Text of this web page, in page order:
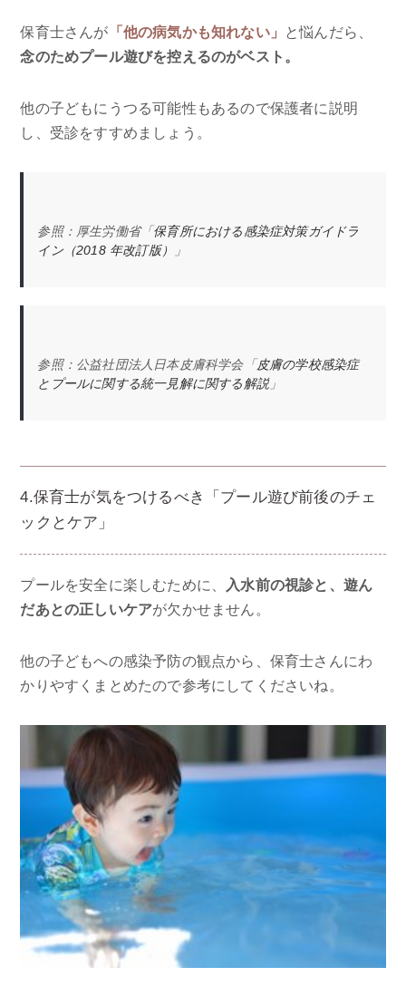
保育士さんが 「他の病気かも知れない」
と悩んだら、
念のためプール遊びを控えるのがベスト。
他の子どもにうつる可能性もあるので保護者に説明
し、受診をすすめましょう。
参照：厚生労働省「保育所における感染症対策ガイドラ
イン（2018 年改訂版）
」
参照：公益社団法人日本皮膚科学会「皮膚の学校感染症
とプールに関する統一見解に関する解説」
4.保育士が気をつけるべき「プール遊び前後のチェ
ックとケア」
プールを安全に楽しむために、
入水前の視診と、遊ん
だあとの正しいケアが欠かせません。
他の子どもへの感染予防の観点から、保育士さんにわ
かりやすくまとめたので参考にしてくださいね。